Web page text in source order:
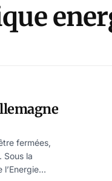
fermées,
Sous la